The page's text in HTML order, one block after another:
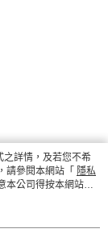
之詳情，及若您不希
請參閱本網站「 隱私
本公司得按本網站使